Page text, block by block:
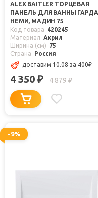
ALEX BAITLER ТОРЦЕВАЯ
ПАНЕЛЬ ДЛЯ ВАННЫ ГАРДА,
НЕМИ, МАДИН 75
Код товара
420245
Материал
Акрил
Ширина (см)
75
Страна
Россия
доставим 10.08 за 400₽
4 350 ₽ 4 879₽
-9%